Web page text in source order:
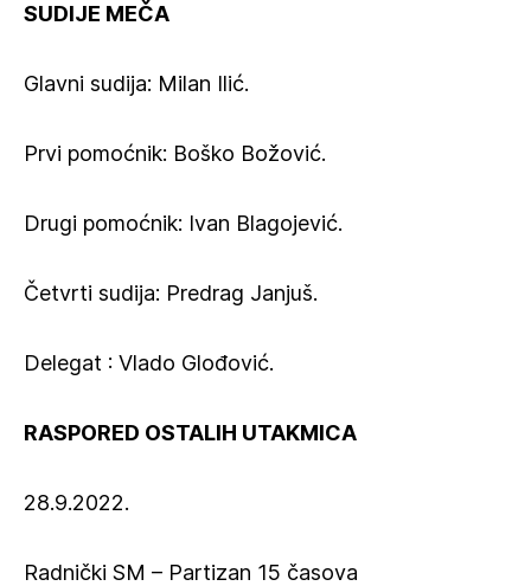
SUDIJE MEČA
Glavni sudija: Milan Ilić.
Prvi pomoćnik: Boško Božović.
Drugi pomoćnik: Ivan Blagojević.
Četvrti sudija: Predrag Janjuš.
Delegat : Vlado Glođović.
RASPORED OSTALIH UTAKMICA
28.9.2022.
Radnički SM – Partizan 15 časova